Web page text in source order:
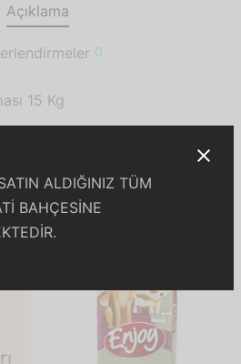
ALDIĞINIZ TÜM
BAHÇESİNE
Açıklama
0
15 Kg